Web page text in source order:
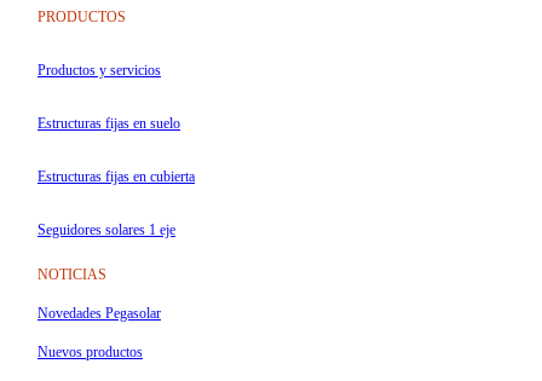
PRODUCTOS
Productos y servicios
Estructuras fijas en suelo
Estructuras fijas en cubierta
Seguidores solares 1 eje
NOTICIAS
Novedades Pegasolar
Nuevos productos